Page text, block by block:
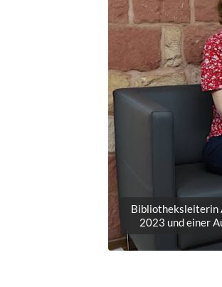
Bibliotheksleiterin
2023 und einer